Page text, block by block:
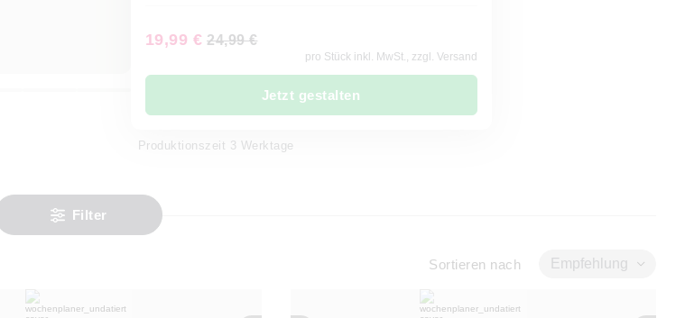
19,99 € 24,99 €
pro Stück inkl. MwSt., zzgl. Versand
Jetzt gestalten
Produktionszeit 3 Werktage
Filter
Sortieren nach Empfehlung